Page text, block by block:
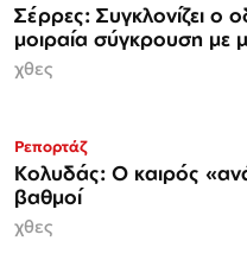
Σέρρες: Συγκλονίζει ο
μοιραία σύγκρουση με
χθες
Ρεπορτάζ
Κολυδάς: Ο καιρός
βαθμοί
χθες